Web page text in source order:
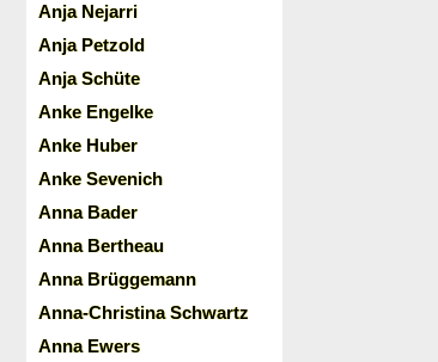
Anja Nejarri
Anja Petzold
Anja Schüte
Anke Engelke
Anke Huber
Anke Sevenich
Anna Bader
Anna Bertheau
Anna Brüggemann
Anna-Christina Schwartz
Anna Ewers